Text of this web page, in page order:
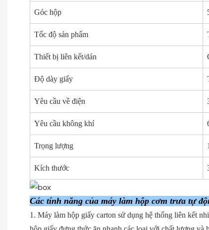
Góc hộp
Tốc độ sản phẩm
Thiết bị liên kết/dán
Độ dày giấy
Yêu cầu về điện
Yêu cầu không khí
Trọng lượng
Kích thước
Các tính năng của máy làm hộp cơm trưa tự
1. Máy làm hộp giấy carton sử dụng hệ thống liên kết